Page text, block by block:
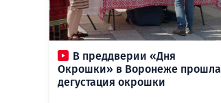
В преддверии «Дня
Окрошки» в Воронеже прошла
дегустация окрошки